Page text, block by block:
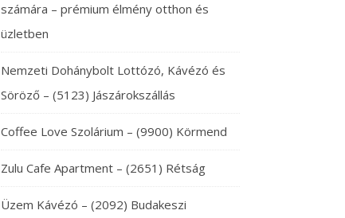
számára – prémium élmény otthon és
üzletben
Nemzeti Dohánybolt Lottózó, Kávézó és
Söröző – (5123) Jászárokszállás
Coffee Love Szolárium – (9900) Körmend
Zulu Cafe Apartment – (2651) Rétság
Üzem Kávézó – (2092) Budakeszi